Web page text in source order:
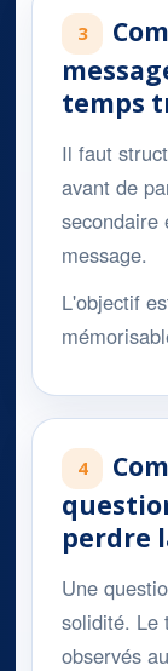
3
temps
Il faut
avant de
secondaire
message.
L'objectif
4
perdre
Une
solidité. Le
observés